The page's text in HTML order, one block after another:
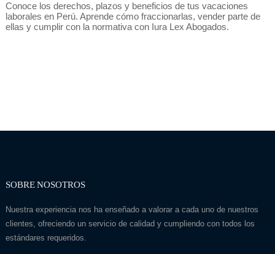
Conoce los derechos, plazos y beneficios de tus vacaciones
laborales en Perú. Aprende cómo fraccionarlas, vender parte de
ellas y cumplir con la normativa con Iura Lex Abogados.
SOBRE NOSOTROS
Nuestra experiencia nos ha enseñado a valorar a cada uno de nuestros
clientes, ofreciendo un servicio de calidad y cumpliendo con todos los
estándares requeridos.